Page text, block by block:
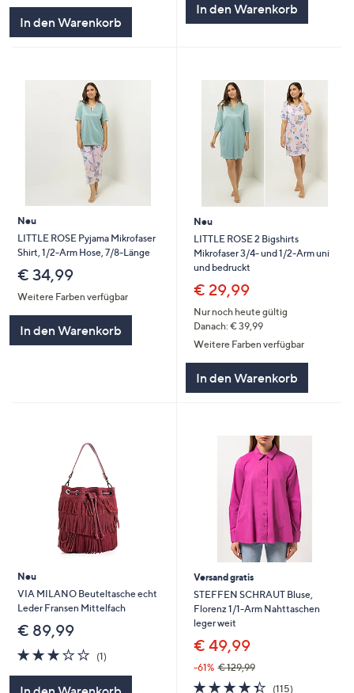
In den Warenkorb
In den Warenkorb
Neu
LITTLE ROSE Pyjama Mikrofaser
Shirt, 1/2-Arm Hose, 7/8-Länge
€ 34,99
Weitere Farben verfügbar
In den Warenkorb
Neu
LITTLE ROSE 2 Bigshirts
Mikrofaser 3/4- und 1/2-Arm uni
und bedruckt
€ 29,99
Nur noch heute gültig
Danach: € 39,99
Weitere Farben verfügbar
In den Warenkorb
Neu
VIA MILANO Beuteltasche echt
Leder Fransen Mittelfach
€ 89,99
3.0
von
(1)1
Versand gratis
STEFFEN SCHRAUT Bluse,
Florenz 1/1-Arm Nahttaschen
leger weit
€ 49,99
-61% € 129,99
4.3
(115)115